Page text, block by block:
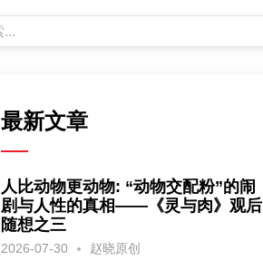
最新文章
人比动物更动物: “动物交配粉”的闹
剧与人性的真相——《灵与肉》观后
随想之三
2026-07-30 赵晓原创